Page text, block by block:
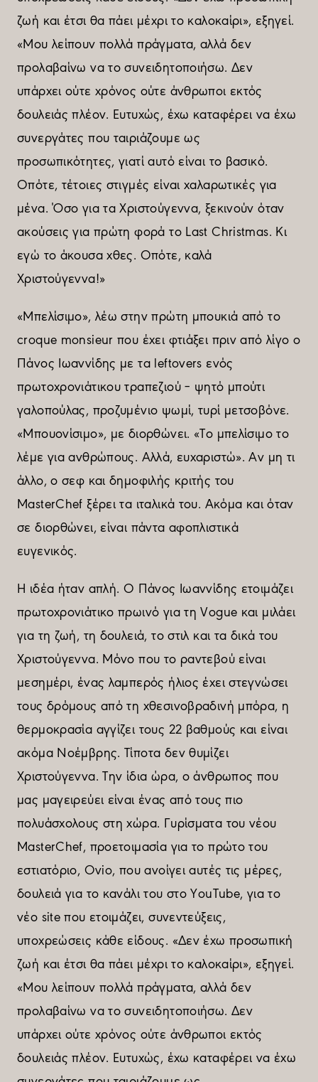
ζωή και έτσι θα πάει µέχρι το καλοκαίρι», εξηγεί.
«Μου λείπουν πολλά πράγµατα, αλλά δεν
προλαβαίνω να το συνειδητοποιήσω. Δεν
υπάρχει ούτε χρόνος ούτε άνθρωποι εκτός
δουλειάς πλέον. Eυτυχώς, έχω καταφέρει να έχω
συνεργάτες που ταιριάζουµε ως
προσωπικότητες, γιατί αυτό είναι το βασικό.
Οπότε, τέτοιες στιγµές είναι χαλαρωτικές για
µένα. Όσο για τα Χριστούγεννα, ξεκινούν όταν
ακούσεις για πρώτη φορά το Last Christmas. Κι
εγώ το άκουσα χθες. Οπότε, καλά
Χριστούγεννα!»
«Μπελίσιµο», λέω στην πρώτη µπουκιά από το
croque monsieur που έχει φτιάξει πριν από λίγο ο
Πάνος Ιωαννίδης µε τα leftovers ενός
πρωτοχρονιάτικου τραπεζιού – ψητό µπούτι
γαλοπούλας, προζυµένιο ψωµί, τυρί µετσοβόνε.
«Μπουονίσιµο», µε διορθώνει. «Το µπελίσιµο το
λέµε για ανθρώπους. Αλλά, ευχαριστώ». Αν µη τι
άλλο, ο σεφ και δηµοφιλής κριτής του
MasterChef ξέρει τα ιταλικά του. Aκόµα και όταν
σε διορθώνει, είναι πάντα αφοπλιστικά
ευγενικός.
Η ιδέα ήταν απλή. Ο Πάνος Ιωαννίδης ετοιµάζει
πρωτοχρονιάτικο πρωινό για τη Vogue και µιλάει
για τη ζωή, τη δουλειά, το στιλ και τα δικά του
Χριστούγεννα. Μόνο που το ραντεβού είναι
µεσηµέρι, ένας λαµπερός ήλιος έχει στεγνώσει
τους δρόµους από τη χθεσινοβραδινή µπόρα, η
θερµοκρασία αγγίζει τους 22 βαθµούς και είναι
ακόµα Νοέµβρης. Τίποτα δεν θυµίζει
Χριστούγεννα. Την ίδια ώρα, ο άνθρωπος που
µας µαγειρεύει είναι ένας από τους πιο
πολυάσχολους στη χώρα. Γυρίσµατα του νέου
MasterChef, προετοιµασία για το πρώτο του
εστιατόριο, Ovio, που ανοίγει αυτές τις µέρες,
δουλειά για το κανάλι του στο YouTube, για το
νέο site που ετοιµάζει, συνεντεύξεις,
υποχρεώσεις κάθε είδους. «Δεν έχω προσωπική
ζωή και έτσι θα πάει µέχρι το καλοκαίρι», εξηγεί.
«Μου λείπουν πολλά πράγµατα, αλλά δεν
προλαβαίνω να το συνειδητοποιήσω. Δεν
υπάρχει ούτε χρόνος ούτε άνθρωποι εκτός
δουλειάς πλέον. Eυτυχώς, έχω καταφέρει να έχω